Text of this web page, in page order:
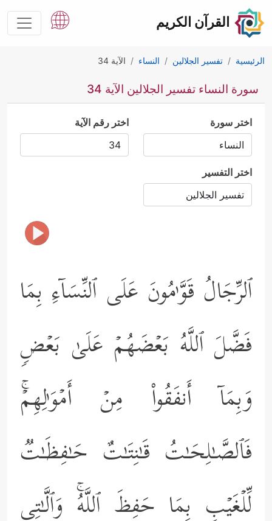
القرآن الكريم
الرئيسية تفسير الجلالين النساء الآية 34
سورة النساء تفسير الجلالين الآية 34
اختر سورة اختر رقم الآية
اختر التفسير
ٱلرِّجَالُ قَوَّ ٰ⁠مُونَ عَلَى ٱلنِّسَاۤءِ بِمَا
فَضَّلَ ٱللَّهُ بَعۡضَهُمۡ عَلَىٰ بَعۡضࣲ
وَبِمَاۤ أَنفَقُواْ مِنۡ أَمۡوَ ٰ⁠لِهِمۡۚ
فَٱلصَّـٰلِحَـٰتُ قَـٰنِتَـٰتٌ حَـٰفِظَـٰتࣱ
لِّلۡغَیۡبِ بِمَا حَفِظَ ٱللَّهُۚ وَٱلَّـٰتِی